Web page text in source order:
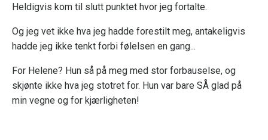
Heldigvis kom til slutt punktet hvor jeg fortalte.
Og jeg vet ikke hva jeg hadde forestilt meg, antakeligvis
hadde jeg ikke tenkt forbi følelsen en gang...
For Helene? Hun så på meg med stor forbauselse, og
skjønte ikke hva jeg stotret for. Hun var bare SÅ glad på
min vegne og for kjærligheten!